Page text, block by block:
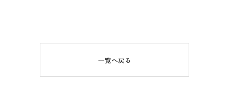
一覧へ戻る